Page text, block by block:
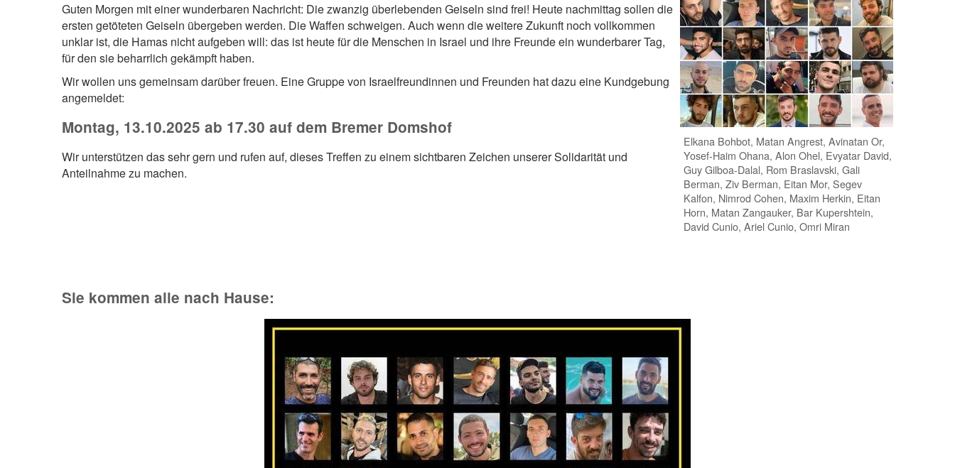
Elkana Bohbot, Matan Angrest, Avinatan Or,
Yosef-Haim Ohana, Alon Ohel, Evyatar David,
Guy Gilboa-Dalal, Rom Braslavski, Gali
Berman, Ziv Berman, Eitan Mor, Segev
Kalfon, Nimrod Cohen, Maxim Herkin, Eitan
Horn, Matan Zangauker, Bar Kupershtein,
David Cunio, Ariel Cunio, Omri Miran
Guten Morgen mit einer wunderbaren Nachricht: Die zwanzig überlebenden Geiseln sind frei! Heute nachmittag sollen die
ersten getöteten Geiseln übergeben werden. Die Waffen schweigen. Auch wenn die weitere Zukunft noch vollkommen
unklar ist, die Hamas nicht aufgeben will: das ist heute für die Menschen in Israel und ihre Freunde ein wunderbarer Tag,
für den sie beharrlich gekämpft haben.
Wir wollen uns gemeinsam darüber freuen. Eine Gruppe von Israelfreundinnen und Freunden hat dazu eine Kundgebung
angemeldet:
Montag, 13.10.2025 ab 17.30 auf dem Bremer Domshof
Wir unterstützen das sehr gern und rufen auf, dieses Treffen zu einem sichtbaren Zeichen unserer Solidarität und
Anteilnahme zu machen.
Sie kommen alle nach Hause: